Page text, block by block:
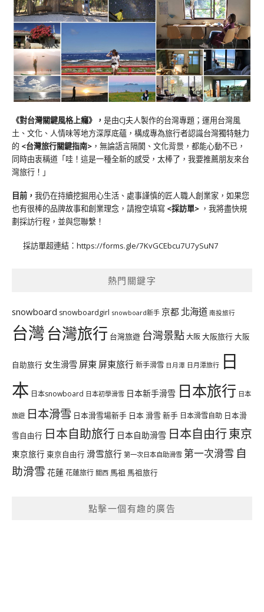
《對台灣關鍵風格上癮》 ， 是由CJ夫人製作的台灣專題；運用台灣風
土、文化、人情味等地方深厚底蘊，構成專為旅行者認識台灣獨特魅力
的 <台灣旅行關鍵指南> ，無論語言隔閡、文化背景，都能心動不已，
同時由衷稱道「哇！這是一種全新的感受，太棒了，我要推薦朋友來台
灣旅行！」
目前， 我仍在持續挖掘用心生活、處事謹慎的匠人職人創業家，如果您
也有很棒的品牌故事和創業理念，請撥空填寫 <採訪單> ，我將盡快規
劃採訪行程，並與您聯繫！
採訪單超連結： https://forms.gle/7KvGCEbcu7U7ySuN7
熱門關鍵字
snowboard snowboardgirl snowboard新手 京都 北海道 南投旅行
台灣台灣旅行 台灣旅遊 台灣景點大阪大阪旅行大阪
自助旅行 女生滑雪 屏東 屏東旅行新手滑雪 日月潭 日月潭旅行 日
本 日本snowboard 日本初學滑雪 日本新手滑雪 日本旅行 日本
旅遊 日本滑雪 日本滑雪場新手 日本 滑雪 新手 日本滑雪自助 日本滑
雪自由行 日本自助旅行 日本自助滑雪 日本自由行東京
東京旅行 東京自由行 滑雪旅行 第一次日本自助滑雪 第一次滑雪 自
助滑雪 花蓮花蓮旅行 關西 馬祖 馬祖旅行
點擊一個有趣的廣告